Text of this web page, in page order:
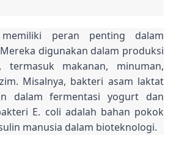
peran penting dalam
digunakan dalam produksi
termasuk makanan, minuman,
Misalnya, bakteri asam laktat
dalam fermentasi yogurt dan
E. coli adalah bahan pokok
manusia dalam bioteknologi.